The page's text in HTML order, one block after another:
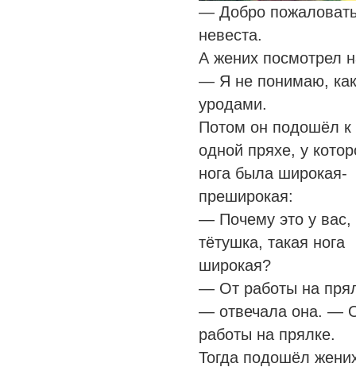
— Добро
невеста.
А жених посмотрел
— Я не понимаю,
уродами.
Потом он подошёл к
одной пряхе, у
нога была широкая-
преширокая:
— Почему это у вас,
тётушка, такая нога
широкая?
— От работы на
— отвечала она. —
работы на прялке.
Тогда подошёл